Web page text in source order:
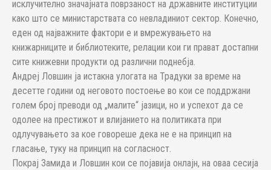
исклучително значајната поврзаност на државните институции
како што се министарствата со невладиниот сектор. Конечно,
еден од најважните фактори е и вмрежувањето на
книжарниците и библиотеките, релации кои ги прават достапни
сите книжевни продукти од различни поднебја.
Андреј Ловшин ја истакна улогата на Традуки за време на
десетте години од неговото постоење во кои се поддржани
голем број преводи од „малите“ јазици, но и успехот да се
одолее на престижот и влијанието на политиката при
одлучувањето за кое говореше дека не е на принцип на
гласање, туку на принцип на согласност.
Покрај Замида и Ловшин кои се појавија онлајн, на оваа сесија